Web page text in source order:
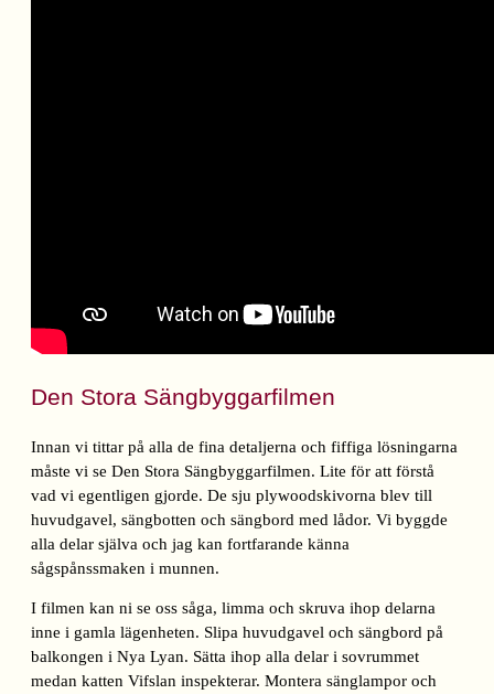
Den Stora Sängbyggarfilmen
Innan vi tittar på alla de fina detaljerna och fiffiga lösningarna
måste vi se Den Stora Sängbyggarfilmen. Lite för att förstå
vad vi egentligen gjorde. De sju plywoodskivorna blev till
huvudgavel, sängbotten och sängbord med lådor. Vi byggde
alla delar själva och jag kan fortfarande känna
sågspånssmaken i munnen.
I filmen kan ni se oss såga, limma och skruva ihop delarna
inne i gamla lägenheten. Slipa huvudgavel och sängbord på
balkongen i Nya Lyan. Sätta ihop alla delar i sovrummet
medan katten Vifslan inspekterar. Montera sänglampor och